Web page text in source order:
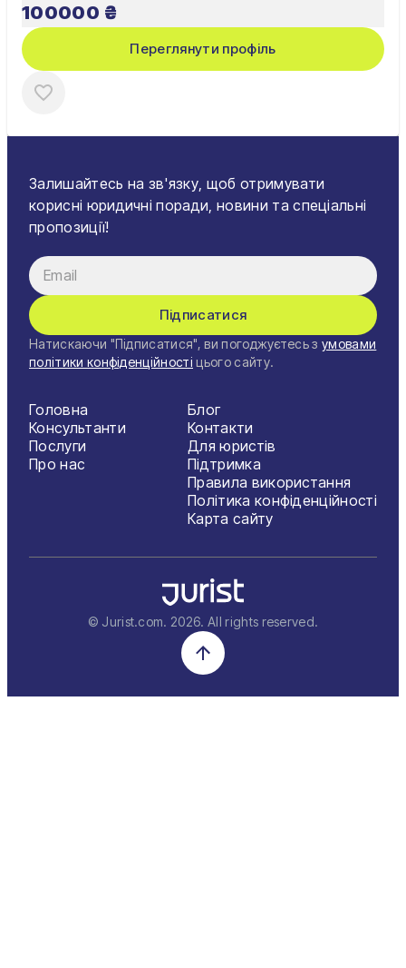
100000 ₴
Переглянути профіль
Залишайтесь на зв'язку, щоб отримувати
корисні юридичні поради, новини та спеціальні
пропозиції!
Підписатися
Натискаючи "Підписатися", ви погоджуєтесь з умовами
політики конфіденційності цього сайту.
Головна
Консультанти
Послуги
Про нас
Блог
Контакти
Для юристів
Підтримка
Правила використання
Політика конфіденційності
Карта сайту
© Jurist.com. 2026. All rights reserved.